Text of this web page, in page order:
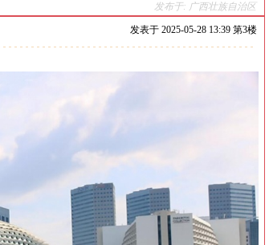
发布于: 广西壮族自治区
发表于 2025-05-28 13:39 第3楼